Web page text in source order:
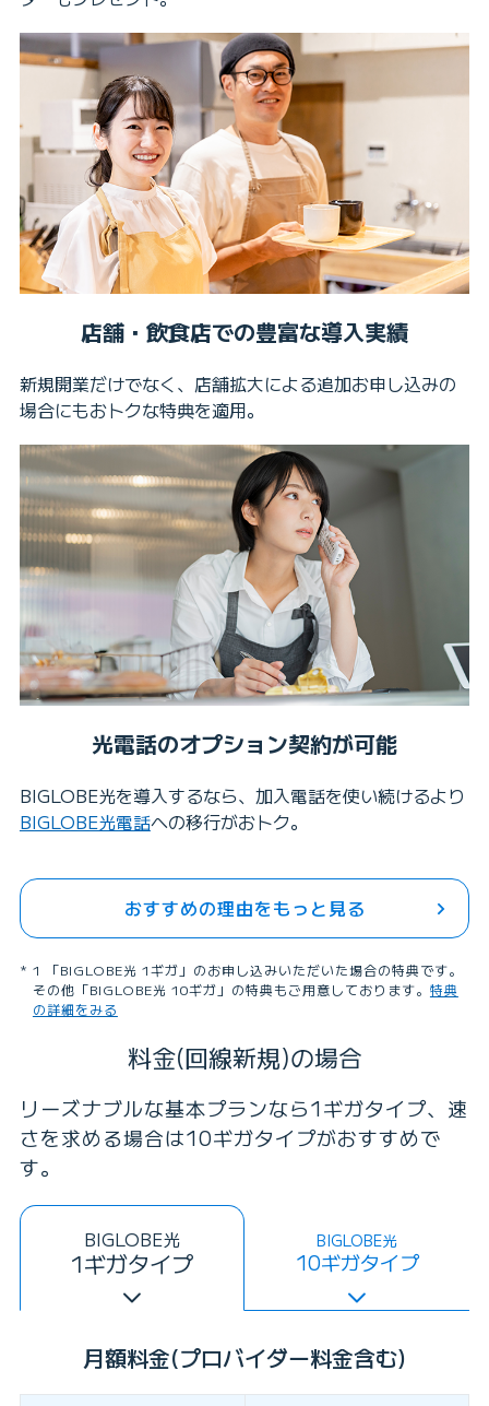
店舗・飲食店での豊富な導入実績
新規開業だけでなく、店舗拡大による追加お申し込みの
場合にもおトクな特典を適用。
光電話のオプション契約が可能
BIGLOBE光を導入するなら、加入電話を使い続けるより
BIGLOBE光電話への移行がおトク。
おすすめの理由をもっと見る
1 「BIGLOBE光 1ギガ」のお申し込みいただいた場合の特典です。
その他「BIGLOBE光 10ギガ」の特典もご用意しております。 特典
の詳細をみる
料金(回線新規)の場合
リーズナブルな基本プランなら1ギガタイプ、速
さを求める場合は10ギガタイプがおすすめで
す。
BIGLOBE光
1ギガタイプ
BIGLOBE光
10ギガタイプ
月額料金(プロバイダー料金含む)